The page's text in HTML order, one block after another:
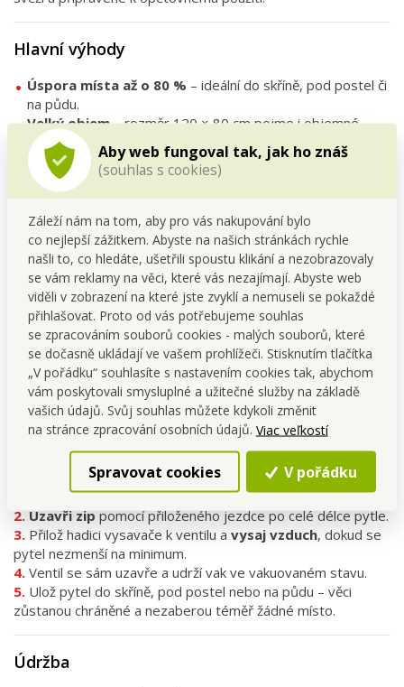
Aby web fungoval tak, jak ho znáš
(souhlas s cookies)
Záleží nám na tom, aby pro vás nakupování bylo
co nejlepší zážitkem. Abyste na našich stránkách rychle
našli to, co hledáte, ušetřili spoustu klikání a nezobrazovaly
se vám reklamy na věci, které vás nezajímají. Abyste web
viděli v zobrazení na které jste zvyklí a nemuseli se pokaždé
přihlašovat. Proto od vás potřebujeme souhlas
se zpracováním souborů cookies - malých souborů, které
se dočasně ukládají ve vašem prohlížeči. Stisknutím tlačítka
„V pořádku“ souhlasíte s nastavením cookies tak, abychom
vám poskytovali smysluplné a užitečné služby na základě
vašich údajů. Svůj souhlas můžete kdykoli změnit
na stránce zpracování osobních údajů. Viac veľkostí
Spravovat cookies V pořádku
Hlavní výhody
Úspora místa až o 80 % – ideální do skříně, pod postel či
na půdu.
Velký objem– rozměr 120 × 80 cm pojme i objemné
textilie.
Patentované uzavírání– spolehlivé a snadné použití.
Ochrana obsahu– věci zůstanou chráněné před prachem,
vlhkostí a hmyzem.
Víceúčelové použití– peřiny, zimní oblečení, deky i
sezónní textil.
Technické parametry
Rozměry: 120 × 80 cm (XXL velikost)
Materiál: odolný plast
Uzavírání: patentovaný zip s jezdcem
Ventil: kompatibilní s běžnými vysavači
Návod k použití
Vlož prádlo nebo textildo vakuovacího pytle
(doporučuje se nepřeplňovat).
Uzavři zippomocí přiloženého jezdce po celé délce pytle.
Přilož hadici vysavače k ventilu a vysaj vzduch, dokud se
pytel nezmenší na minimum.
Ventil se sám uzavře a udrží vak ve vakuovaném stavu.
Ulož pytel do skříně, pod postel nebo na půdu – věci
zůstanou chráněné a nezaberou téměř žádné místo.
Údržba